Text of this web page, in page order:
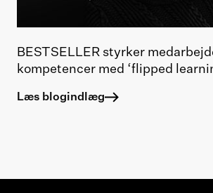
BESTSELLER styrker
kompetencer med ‘flipped
Læs blogindlæg